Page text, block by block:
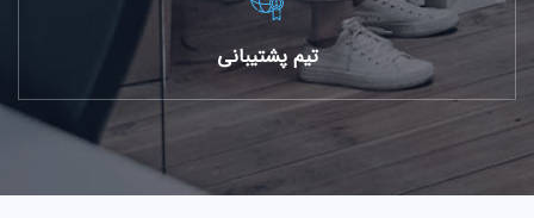
تیم پشتیبانی